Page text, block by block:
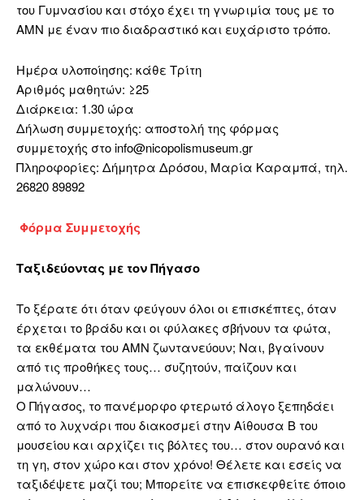
του Γυμνασίου και στόχο έχει τη γνωριμία τους με το
ΑΜΝ με έναν πιο διαδραστικό και ευχάριστο τρόπο.
Ημέρα υλοποίησης: κάθε Τρίτη
Αριθμός μαθητών: ≥25
Διάρκεια: 1.30 ώρα
Δήλωση συμμετοχής: αποστολή της φόρμας
συμμετοχής στο info@nicopolismuseum.gr
Πληροφορίες: Δήμητρα Δρόσου, Μαρία Καραμπά, τηλ.
26820 89892
Φόρμα Συμμετοχής
Ταξιδεύοντας με τον Πήγασο
Το ξέρατε ότι όταν φεύγουν όλοι οι επισκέπτες, όταν
έρχεται το βράδυ και οι φύλακες σβήνουν τα φώτα,
τα εκθέματα του ΑΜΝ ζωντανεύουν; Ναι, βγαίνουν
από τις προθήκες τους… συζητούν, παίζουν και
μαλώνουν…
Ο Πήγασος, το πανέμορφο φτερωτό άλογο ξεπηδάει
από το λυχνάρι που διακοσμεί στην Αίθουσα Β του
μουσείου και αρχίζει τις βόλτες του… στον ουρανό και
τη γη, στον χώρο και στον χρόνο! Θέλετε και εσείς να
ταξιδέψετε μαζί του; Μπορείτε να επισκεφθείτε όποιο